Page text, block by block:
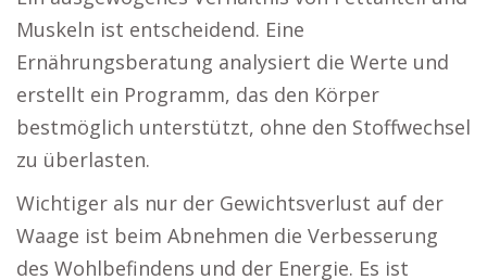
Muskeln ist entscheidend. Eine
Ernährungsberatung analysiert die Werte und
erstellt ein Programm, das den Körper
bestmöglich unterstützt, ohne den Stoffwechsel
zu überlasten.
Wichtiger als nur der Gewichtsverlust auf der
Waage ist beim Abnehmen die Verbesserung
des Wohlbefindens und der Energie. Es ist